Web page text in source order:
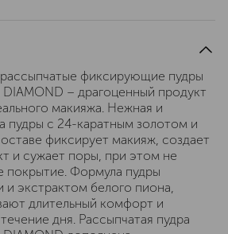
рассыпчатые фиксирующие пудры
DIAMOND – драгоценный продукт
макияжа. Нежная и
пудры с 24-каратным золотом и
фиксирует макияж, создает
и сужает поры, при этом не
покрытие. Формула пудры
экстрактом белого пиона,
длительный комфорт и
дня. Рассыпчатая пудра